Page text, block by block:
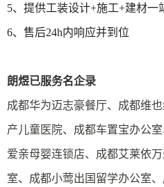
5、提供工装设计+施工+建材一
6、售后24h内响应并到位
朗煜已服务名企录
成都华为迈志豪餐厅、成都维
产儿童医院、成都车置宝办公
爱亲母婴连锁店、成都艾莱依
室、成都小莺出国留学办公室